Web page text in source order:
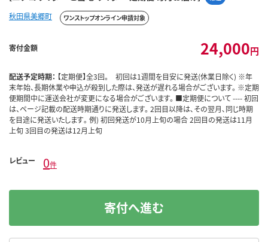
秋田県美郷町 ワンストップオンライン申請対象
寄付金額 24,000円
配送予定時期： 【定期便】全3回。 初回は1週間を目安に発送(休業日除く) ※年
末年始、長期休業や申込が殺到した際は、発送が遅れる場合がございます。 ※定期
便期間中に運送会社が変更になる場合がございます。 ■定期便について ---- 初回
は、ページ記載の配送時期通りに発送します。 2回目以降は､その翌月､同じ時期
を目途に発送いたします｡ 例) 初回発送が10月上旬の場合 2回目の発送は11月
上旬 3回目の発送は12月上旬
レビュー 0件
寄付へ進む